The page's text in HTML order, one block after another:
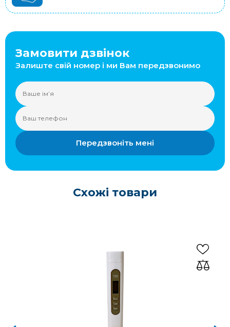
Замовити дзвінок
Залиште свій номер і ми Вам передзвонимо
Передзвоніть мені
Схожі товари